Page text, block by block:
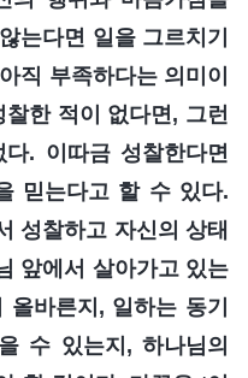
는다면 일을 그르치기
직 부족하다는 의미이
한 적이 없다면, 그런
. 이따금 성찰한다면
믿는다고 할 수 있다.
성찰하고 자신의 상태
앞에서 살아가고 있는
바른지, 일하는 동기
수 있는지, 하나님의